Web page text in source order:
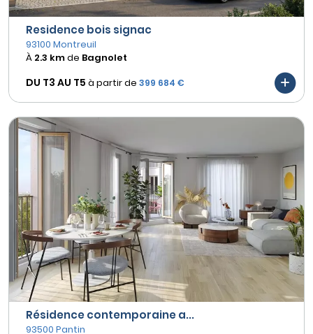
Residence bois signac
93100 Montreuil
À 2.3 kmde Bagnolet
DU T3 AU T5 à partir de 399 684 €
Résidence contemporaine a...
93500 Pantin